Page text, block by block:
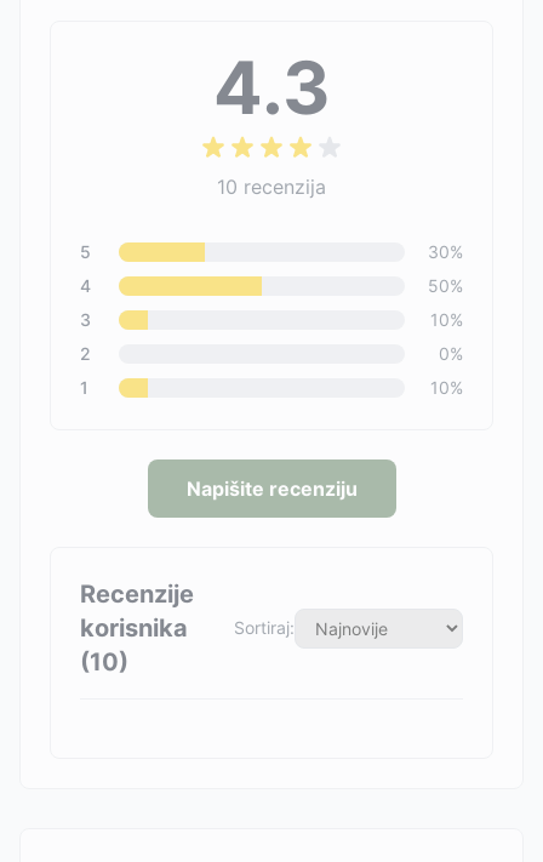
4.3
10 recenzija
5 30%
4
50%
3
10%
2
0%
1
10%
Napišite recenziju
Recenzije
korisnika
(10)
Sortiraj: